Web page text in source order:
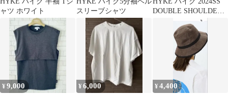
ャツ ホワイト
スリーブシャツ
DOUBLE SHOULDER
¥9,000 ¥6,000 ¥4,400